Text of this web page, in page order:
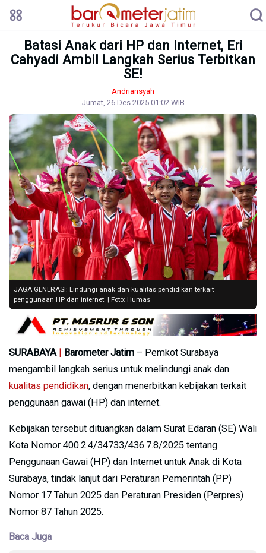
Batasi Anak dari HP dan Internet, Eri
Cahyadi Ambil Langkah Serius Terbitkan
SE!
Andriansyah
Jumat, 26 Des 2025 01:02 WIB
JAGA GENERASI: Lindungi anak dan kualitas pendidikan terkait
penggunaan HP dan internet. | Foto: Humas
SURABAYA | Barometer Jatim – Pemkot Surabaya
mengambil langkah serius untuk melindungi anak dan
kualitas pendidikan, dengan menerbitkan kebijakan terkait
penggunaan gawai (HP) dan internet.
Kebijakan tersebut dituangkan dalam Surat Edaran (SE) Wali
Kota Nomor 400.2.4/34733/436.7.8/2025 tentang
Penggunaan Gawai (HP) dan Internet untuk Anak di Kota
Surabaya, tindak lanjut dari Peraturan Pemerintah (PP)
Nomor 17 Tahun 2025 dan Peraturan Presiden (Perpres)
Nomor 87 Tahun 2025.
Baca Juga